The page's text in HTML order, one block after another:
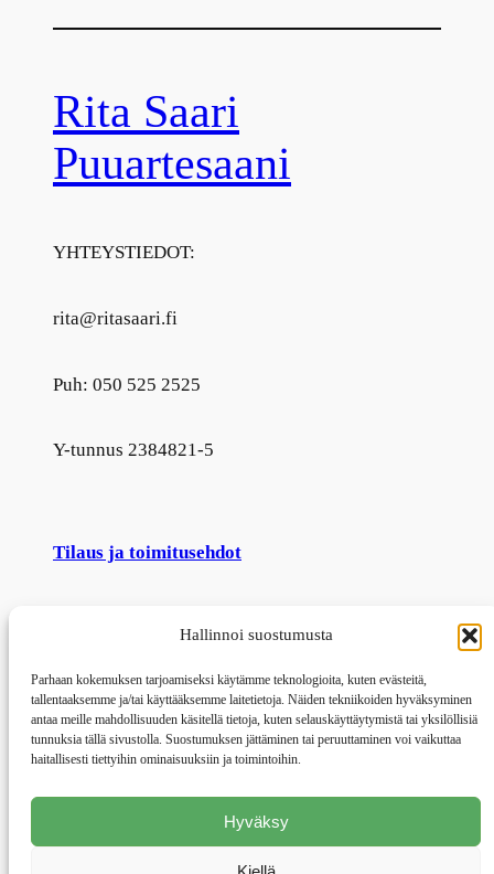
Hallinnoi suostumusta
Parhaan kokemuksen tarjoamiseksi käytämme teknologioita, kuten evästeitä,
tallentaaksemme ja/tai käyttääksemme laitetietoja. Näiden tekniikoiden hyväksyminen
antaa meille mahdollisuuden käsitellä tietoja, kuten selauskäyttäytymistä tai yksilöllisiä
tunnuksia tällä sivustolla. Suostumuksen jättäminen tai peruuttaminen voi vaikuttaa
haitallisesti tiettyihin ominaisuuksiin ja toimintoihin.
Hyväksy
Rita Saari
Puuartesaani
YHTEYSTIEDOT:
rita@ritasaari.fi
Puh: 050 525 2525
Y-tunnus 2384821-5
Tilaus ja toimitusehdot
Rekisteri- ja tietosuojaseloste
Rita Saari
Puuartesaani